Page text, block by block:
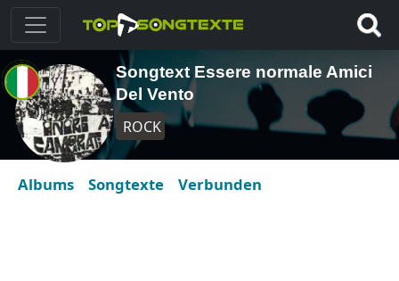
Songtext Essere normale Amici
Del Vento
ROCK
Albums Songtexte Verbunden